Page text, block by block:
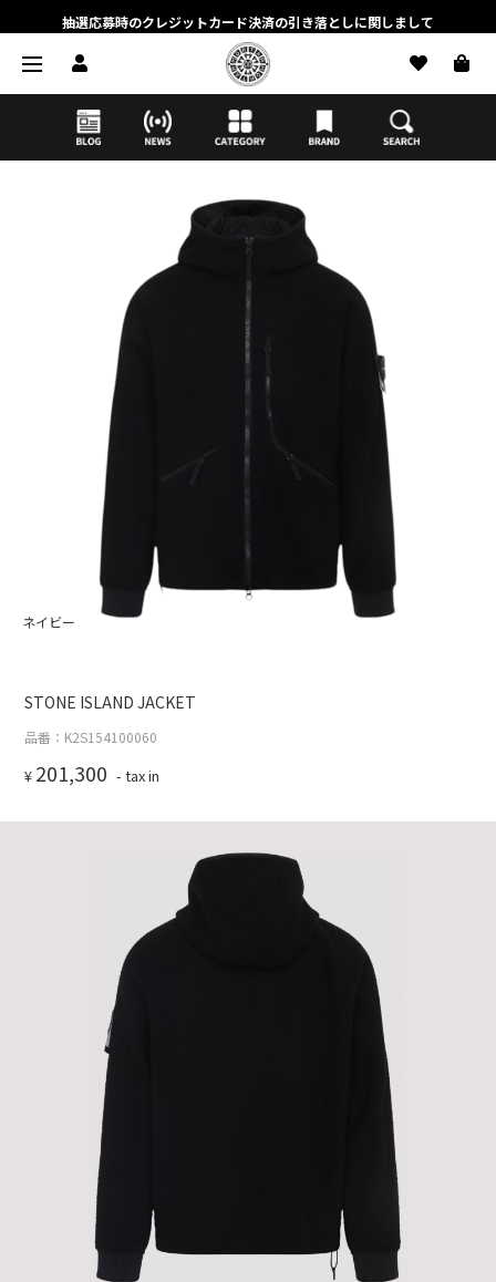
抽選応募時のクレジットカード決済の引き落としに関しまして
【応募前に必ずお読みください】抽選応募に関する注意事項
MORTAR ONLINE STOREの会員に関しまして
ネイビー
STONE ISLAND JACKET
品番：K2S154100060
¥ 201,300 - tax in